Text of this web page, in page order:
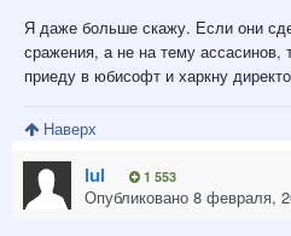
Я даже больше скажу. Если они
сражения, а не на тему
приеду в юбисофт и харкну
Наверх
lul 1 553
Опубликовано 8 февраля,